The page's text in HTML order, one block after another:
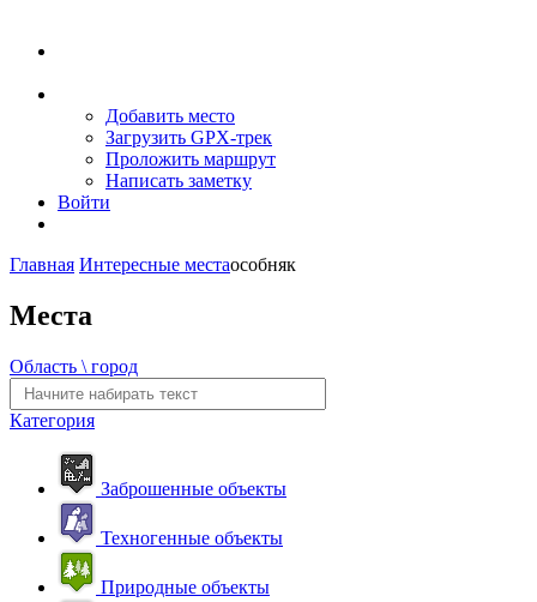
Добавить место
Загрузить GPX-трек
Проложить маршрут
Написать заметку
Войти
Главная Интересные местаособняк
Места
Область \ город
Категория
Заброшенные объекты
Техногенные объекты
Природные объекты